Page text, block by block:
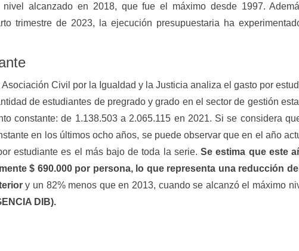
alcanzado en 2018, que fue el máximo desde 1997.
trimestre de 2023, la ejecución presupuestaria ha
Civil por la Igualdad y la Justicia analiza el gasto por
de estudiantes de pregrado y grado en el sector de gestión
constante: de 1.138.503 a 2.065.115 en 2021. Si se considera
en los últimos ocho años, se puede observar que en el año
estudiante es el más bajo de toda la serie.Se estima que este
$ 690.000 por persona, lo que representa una reducción
y un 82% menos que en 2013, cuando se alcanzó el máximo
DIB).